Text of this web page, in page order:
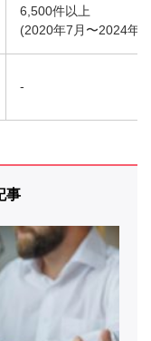
6,500件以上
(2020年7月〜2024年
-
事